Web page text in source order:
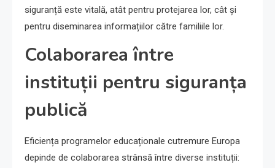
siguranță este vitală, atât pentru protejarea lor, cât și
pentru diseminarea informațiilor către familiile lor.
Colaborarea între
instituții pentru siguranța
publică
Eficiența programelor educaționale cutremure Europa
depinde de colaborarea strânsă între diverse instituții: